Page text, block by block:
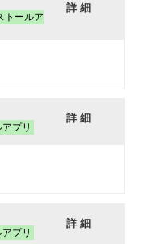
トールア
詳 細
プリ
詳 細
プリ
詳 細